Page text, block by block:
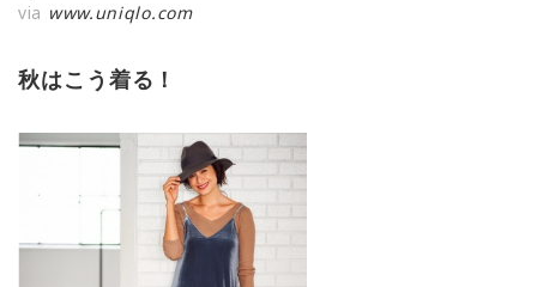
via www.uniqlo.com
秋はこう着る！